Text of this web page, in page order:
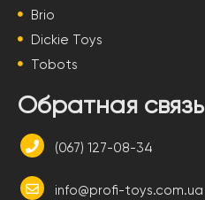
Brio
Dickie Toys
Tobots
Обратная связь
(067) 127-08-34
info@profi-toys.com.ua